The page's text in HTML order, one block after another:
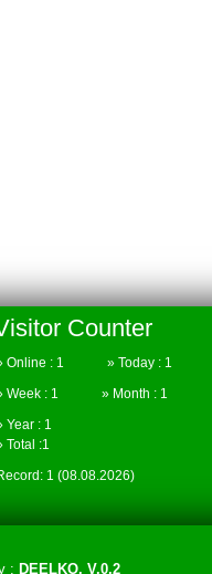
Counter
Online : 1 » Today : 1
Week : 1 » Month : 1
Year : 1
Total :1
1 (08.08.2026)
: DEELKO. V.0.2